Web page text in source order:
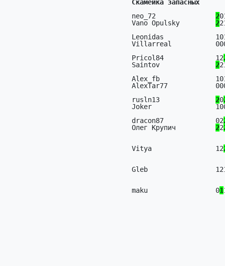
Скамейка запасных
neo_72 2
Vano Opulsky 2
Leonidas
Villarreal
Pricol84             12
Saintov 2
Alex_fb
AlexTar77
rusln13 20
Joker
dracon87             02
Олег Крупич 22
Vitya                12
Gleb
maku                 01